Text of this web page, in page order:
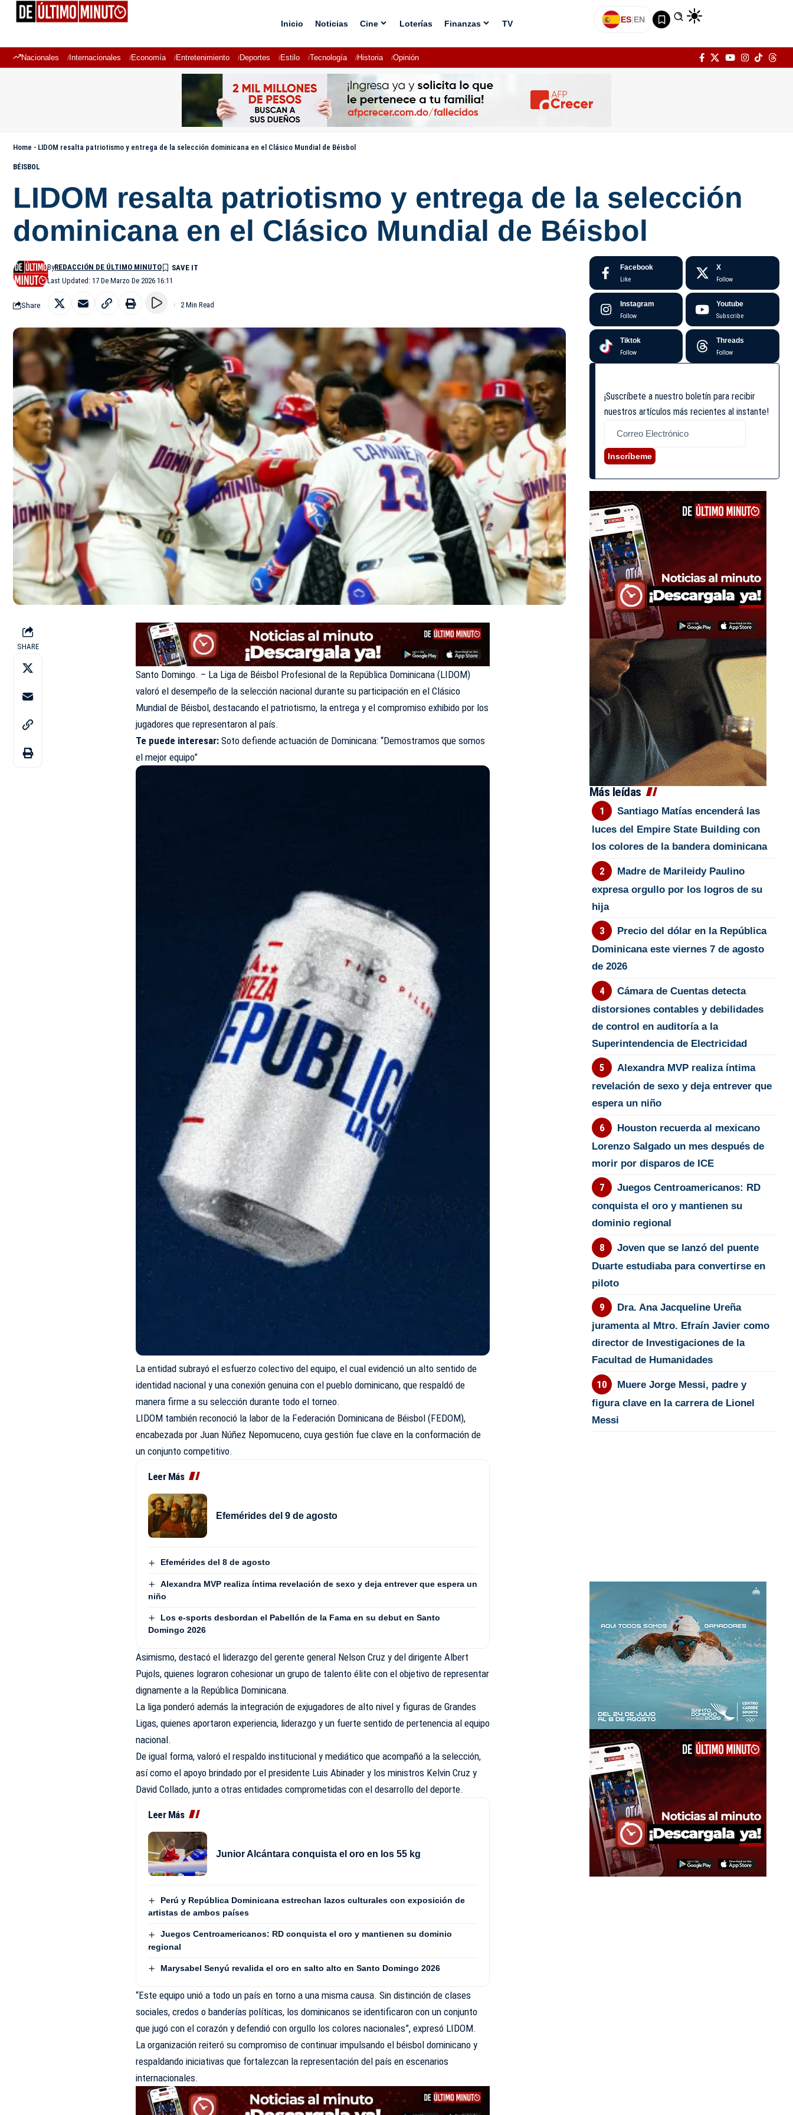
Inicio Noticias Cine Loterías Finanzas TV ES|EN
Nacionales Internacionales Economía Entretenimiento Deportes Estilo Tecnología Historia Opinión
Home - LIDOM resalta patriotismo y entrega de la selección dominicana en el Clásico Mundial de Béisbol
BÉISBOL
LIDOM resalta patriotismo y entrega de la selección
dominicana en el Clásico Mundial de Béisbol
Last Updated: 17 De Marzo De 2026 16:11
ByREDACCIÓN DE ÚLTIMO MINUTO
Share 2 Min Read
SHARE
Santo Domingo. – La Liga de Béisbol Profesional de la República Dominicana (LIDOM)
valoró el desempeño de la selección nacional durante su participación en el Clásico
Mundial de Béisbol, destacando el patriotismo, la entrega y el compromiso exhibido por los
jugadores que representaron al país.
Te puede interesar: Soto defiende actuación de Dominicana: “Demostramos que somos
el mejor equipo”
La entidad subrayó el esfuerzo colectivo del equipo, el cual evidenció un alto sentido de
identidad nacional y una conexión genuina con el pueblo dominicano, que respaldó de
manera firme a su selección durante todo el torneo.
LIDOM también reconoció la labor de la Federación Dominicana de Béisbol (FEDOM),
encabezada por Juan Núñez Nepomuceno, cuya gestión fue clave en la conformación de
un conjunto competitivo.
Leer Más
Efemérides del 9 de agosto
Efemérides del 8 de agosto
Alexandra MVP realiza íntima revelación de sexo y deja entrever que espera un
niño
Los e-sports desbordan el Pabellón de la Fama en su debut en Santo
Domingo 2026
Asimismo, destacó el liderazgo del gerente general Nelson Cruz y del dirigente Albert
Pujols, quienes lograron cohesionar un grupo de talento élite con el objetivo de representar
dignamente a la República Dominicana.
La liga ponderó además la integración de exjugadores de alto nivel y figuras de Grandes
Ligas, quienes aportaron experiencia, liderazgo y un fuerte sentido de pertenencia al equipo
nacional.
De igual forma, valoró el respaldo institucional y mediático que acompañó a la selección,
así como el apoyo brindado por el presidente Luis Abinader y los ministros Kelvin Cruz y
David Collado, junto a otras entidades comprometidas con el desarrollo del deporte.
Leer Más
Junior Alcántara conquista el oro en los 55 kg
Perú y República Dominicana estrechan lazos culturales con exposición de
artistas de ambos países
Juegos Centroamericanos: RD conquista el oro y mantienen su dominio
regional
Marysabel Senyú revalida el oro en salto alto en Santo Domingo 2026
“Este equipo unió a todo un país en torno a una misma causa. Sin distinción de clases
sociales, credos o banderías políticas, los dominicanos se identificaron con un conjunto
que jugó con el corazón y defendió con orgullo los colores nacionales”, expresó LIDOM.
La organización reiteró su compromiso de continuar impulsando el béisbol dominicano y
respaldando iniciativas que fortalezcan la representación del país en escenarios
internacionales.
Facebook
Like
X
Follow
Instagram
Follow
Youtube
Subscribe
Tiktok
Follow
Threads
Follow
¡Suscríbete a nuestro boletín para recibir
nuestros artículos más recientes al instante!
Inscríbeme
Más leídas
Santiago Matías encenderá las
luces del Empire State Building con
los colores de la bandera dominicana
Madre de Marileidy Paulino
expresa orgullo por los logros de su
hija
Precio del dólar en la República
Dominicana este viernes 7 de agosto
de 2026
Cámara de Cuentas detecta
distorsiones contables y debilidades
de control en auditoría a la
Superintendencia de Electricidad
Alexandra MVP realiza íntima
revelación de sexo y deja entrever que
espera un niño
Houston recuerda al mexicano
Lorenzo Salgado un mes después de
morir por disparos de ICE
Juegos Centroamericanos: RD
conquista el oro y mantienen su
dominio regional
Joven que se lanzó del puente
Duarte estudiaba para convertirse en
piloto
Dra. Ana Jacqueline Ureña
juramenta al Mtro. Efraín Javier como
director de Investigaciones de la
Facultad de Humanidades
Muere Jorge Messi, padre y
figura clave en la carrera de Lionel
Messi